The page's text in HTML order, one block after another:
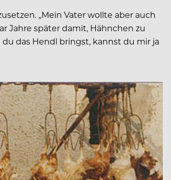
„Mein Vater wollte aber auch
Jahre später damit, Hähnchen zu
das Hendl bringst, kannst du mir ja